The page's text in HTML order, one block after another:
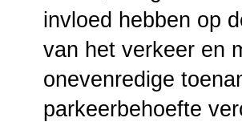
invloed hebben op
van het verkeer en
onevenredige
parkeerbehoefte